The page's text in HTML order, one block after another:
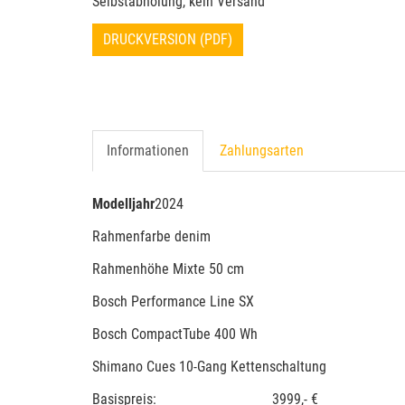
DRUCKVERSION (PDF)
Informationen Zahlungsarten
Modelljahr2024
Rahmenfarbe denim
Rahmenhöhe Mixte 50 cm
Bosch Performance Line SX
Bosch CompactTube 400 Wh
Shimano Cues 10-Gang Kettenschaltung
Basispreis: 3999,- €